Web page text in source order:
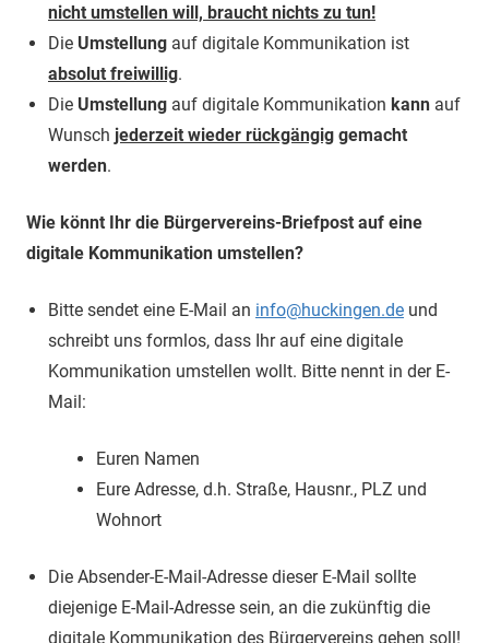
nicht umstellen will, braucht nichts zu tun!
Die Umstellung auf digitale Kommunikation ist
absolut freiwillig.
Die Umstellung auf digitale Kommunikation kann auf
Wunsch jederzeit wieder rückgängig gemacht
werden.
Wie könnt Ihr die Bürgervereins-Briefpost auf eine
digitale Kommunikation um­stellen?
Bitte sendet eine E-Mail an info@huckingen.de und
schreibt uns formlos, dass Ihr auf eine digitale
Kommunikation umstellen wollt. Bitte nennt in der E-
Mail:
Euren Namen
Eure Adresse, d.h. Straße, Hausnr., PLZ und
Wohnort
Die Absender-E-Mail-Adresse dieser E-Mail sollte
diejenige E-Mail-Adresse sein, an die zukünftig die
digitale Kommunikation des Bürgervereins gehen soll!